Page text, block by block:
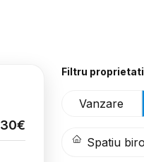
Filtru proprietati
Vanzare